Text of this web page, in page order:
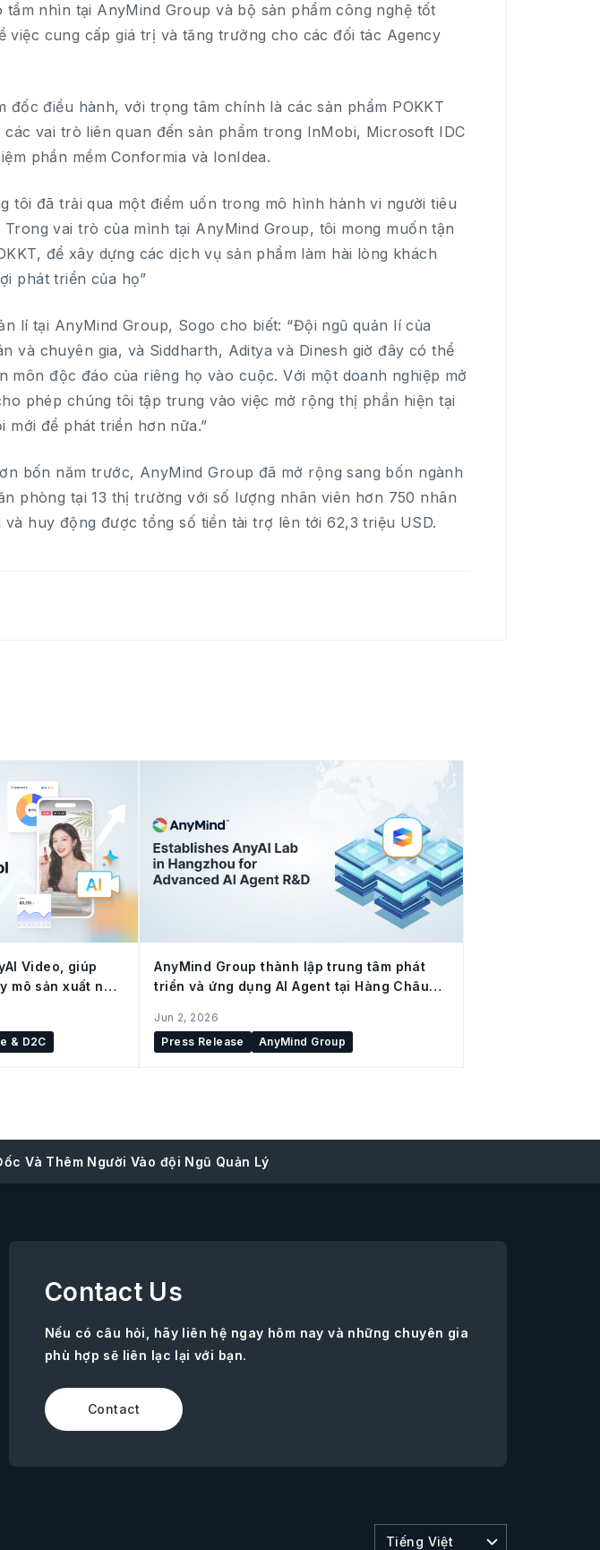
nhìn tại AnyMind Group và bộ sản phẩm công nghệ tốt
việc cung cấp giá trị và tăng trưởng cho các đối tác Agency
đốc điều hành, với trọng tâm chính là các sản phẩm POKKT
vai trò liên quan đến sản phẩm trong InMobi, Microsoft IDC
phần mềm Conformia và IonIdea.
tôi đã trải qua một điểm uốn trong mô hình hành vi người tiêu
vai trò của mình tại AnyMind Group, tôi mong muốn tận
để xây dựng các dịch vụ sản phẩm làm hài lòng khách
phát triển của họ”
lí tại AnyMind Group, Sogo cho biết: “Đội ngũ quản lí của
và chuyên gia, và Siddharth, Aditya và Dinesh giờ đây có thể
môn độc đáo của riêng họ vào cuộc. Với một doanh nghiệp mở
phép chúng tôi tập trung vào việc mở rộng thị phần hiện tại
mới để phát triển hơn nữa.”
bốn năm trước, AnyMind Group đã mở rộng sang bốn ngành
phòng tại 13 thị trường với số lượng nhân viên hơn 750 nhân
huy động được tổng số tiền tài trợ lên tới 62,3 triệu USD.
Video, giúp
mô sản xuất nội
& D2C
AnyMind Group thành lập trung tâm phát
triển và ứng dụng AI Agent tại Hàng Châu
Jun 2, 2026
Press Release
AnyMind Group
Và Thêm Người Vào đội Ngũ Quản Lý
Contact Us
Nếu có câu hỏi, hãy liên hệ ngay hôm nay và những chuyên gia
phù hợp sẽ liên lạc lại với bạn.
Contact
Tiếng Việt